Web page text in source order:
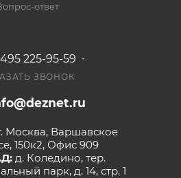
ответ
225-95-59
ЗВОНОК
Москва, Варшавское
150к2, Офис 909
д. Коледино, тер.
парк, д. 14, стр. 1